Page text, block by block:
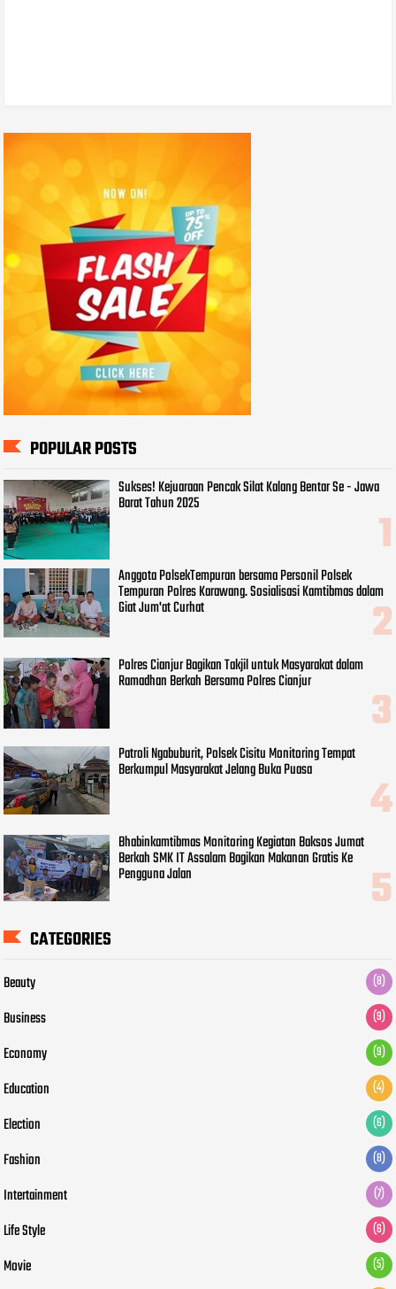
POPULAR POSTS
Sukses! Kejuaraan Pencak Silat Kalang Bentar Se - Jawa
Barat Tahun 2025
Anggota PolsekTempuran bersama Personil Polsek
Tempuran Polres Karawang. Sosialisasi Kamtibmas dalam
Giat Jum'at Curhat
Polres Cianjur Bagikan Takjil untuk Masyarakat dalam
Ramadhan Berkah Bersama Polres Cianjur
Patroli Ngabuburit, Polsek Cisitu Monitoring Tempat
Berkumpul Masyarakat Jelang Buka Puasa
Bhabinkamtibmas Monitoring Kegiatan Baksos Jumat
Berkah SMK IT Assalam Bagikan Makanan Gratis Ke
Pengguna Jalan
CATEGORIES
Beauty (8)
Business (9)
Economy (9)
Education (4)
Election (6)
Fashion (8)
Intertainment (7)
Life Style (6)
Movie (5)